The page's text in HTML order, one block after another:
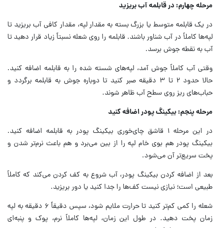
مرحله چهارم: در قابلمه آب بریزید
در یک قابلمه متوسط یا بزرگ بسته به مقدار لپه، مقدار کافی آب بریزید تا
لپه‌ها کاملاً در آب شناور باشند. قابلمه را روی شعله نسبتاً زیاد قرار دهید تا
آب به نقطه جوش برسد.
وقتی آب کاملاً جوش آمد، لپه‌های شسته‌ شده را به قابلمه اضافه کنید.
حالا حدود ۲ تا ۳ دقیقه صبر کنید تا دوباره جوش به قابلمه برگردد و
حباب‌های ریز روی سطح آب ظاهر شوند.
مرحله پنجم: بیکینگ پودر اضافه کنید
در این مرحله ۱ قاشق چای‌خوری بیکینگ پودر به قابلمه اضافه کنید.
بیکینگ پودر هم بوی خام لپه را از بین می‌برد و هم باعث نرم‌تر شدن و
پخت سریع‌تر آن می‌شود.
بعد از اضافه کردن بیکینگ پودر، آب شروع به کف کردن می‌کند که کاملاً
طبیعی است؛ نیازی نیست کف‌ها را جدا کنید یا دور بریزید.
شعله را کمی کم‌تر کنید تا حرارت ملایم شود، سپس دقیقاً ۶ دقیقه به لپه
زمان پخت دهید. در طول این زمان، لپه‌ها کاملاً نرم، پوک و پنبه‌ای